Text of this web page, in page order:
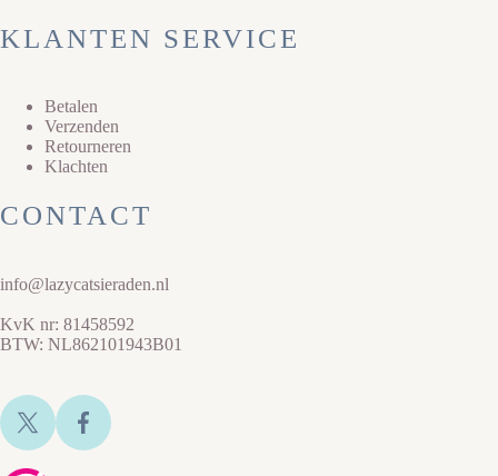
KLANTEN SERVICE
Betalen
Verzenden
Retourneren
Klachten
CONTACT
info@lazycatsieraden.nl
KvK nr: 81458592
BTW: NL862101943B01